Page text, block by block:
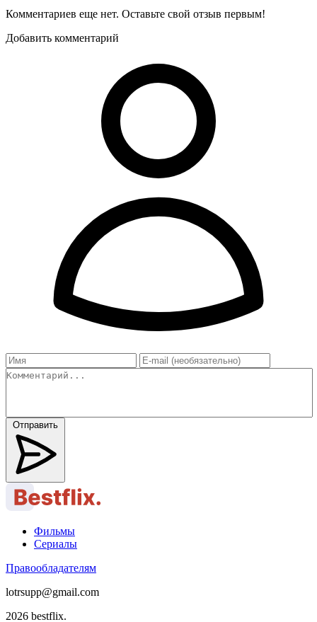
Комментариев еще нет. Оставьте свой отзыв первым!
Добавить комментарий
Отправить
Фильмы
Сериалы
Правообладателям
lotrsupp@gmail.com
2026 bestflix.